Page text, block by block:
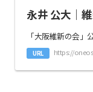
永井 公大｜
「大阪維新の会」
URL https://